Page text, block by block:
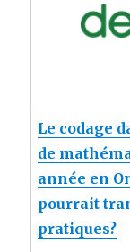
Le codage
de
année en
pourrait
pratiques?